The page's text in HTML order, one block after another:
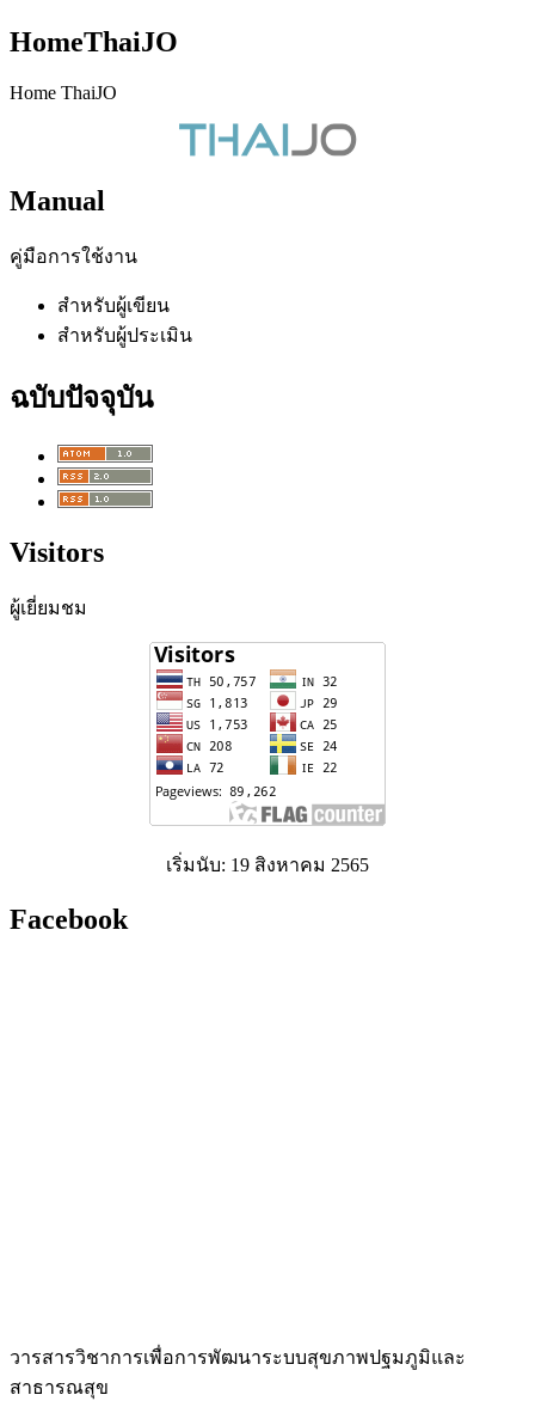
HomeThaiJO
Home ThaiJO
Manual
คู่มือการใช้งาน
สำหรับผู้เขียน
สำหรับผู้ประเมิน
ฉบับปัจจุบัน
Visitors
ผู้เยี่ยมชม
เริ่มนับ: 19 สิงหาคม 2565
Facebook
วารสารวิชาการเพื่อการพัฒนาระบบสุขภาพปฐมภูมิและ
สาธารณสุข